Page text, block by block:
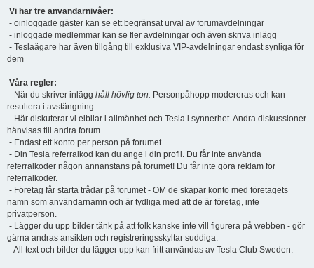
Vi har tre användarnivåer:
- oinloggade gäster kan se ett begränsat urval av forumavdelningar
- inloggade medlemmar kan se fler avdelningar och även skriva inlägg
- Teslaägare har även tillgång till exklusiva VIP-avdelningar endast synliga för
dem
Våra regler:
- När du skriver inlägg håll hövlig ton. Personpåhopp modereras och kan
resultera i avstängning.
- Här diskuterar vi elbilar i allmänhet och Tesla i synnerhet. Andra diskussioner
hänvisas till andra forum.
- Endast ett konto per person på forumet.
- Din Tesla referralkod kan du ange i din profil. Du får inte använda
referralkoder någon annanstans på forumet! Du får inte göra reklam för
referralkoder.
- Företag får starta trådar på forumet - OM de skapar konto med företagets
namn som användarnamn och är tydliga med att de är företag, inte
privatperson.
- Lägger du upp bilder tänk på att folk kanske inte vill figurera på webben - gör
gärna andras ansikten och registreringsskyltar suddiga.
- All text och bilder du lägger upp kan fritt användas av Tesla Club Sweden.